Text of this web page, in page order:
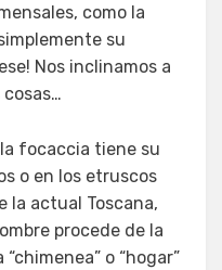
como la
su
Nos inclinamos a
focaccia tiene su
o en los etruscos
la actual Toscana,
procede de la
o “hogar”